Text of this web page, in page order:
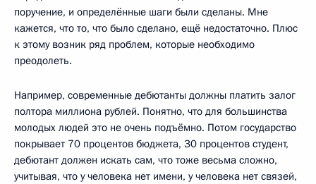
поручение, и определённые шаги были сделаны. Мне
кажется, что то, что было сделано, ещё недостаточно. Плюс
к этому возник ряд проблем, которые необходимо
преодолеть.
Например, современные дебютанты должны платить залог
полтора миллиона рублей. Понятно, что для большинства
молодых людей это не очень подъёмно. Потом государство
покрывает 70 процентов бюджета, 30 процентов студент,
дебютант должен искать сам, что тоже весьма сложно,
учитывая, что у человека нет имени, у человека нет связей,